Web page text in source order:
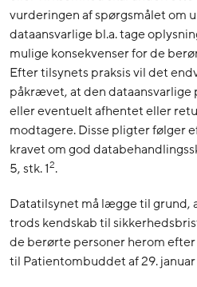
vurderingen af spørgsmålet om
dataansvarlige bl.a. tage
mulige konsekvenser for de
Efter tilsynets praksis vil det
påkrævet, at den dataansvarlige
eller eventuelt afhentet eller
modtagere. Disse pligter følger
kravet om god
5, stk. 12.
Datatilsynet må lægge til grund,
trods kendskab til
de berørte personer herom
til Patientombuddet af 29.